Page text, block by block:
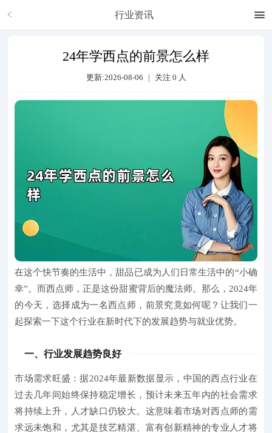
行业资讯
24年学西点的前景怎么样
更新:2026-08-06 | 关注 0 人
在这个快节奏的生活中，甜品已成为人们日常生活中的“小确
幸”。而西点师，正是这份甜蜜背后的魔法师。那么，2024年
的今天，选择成为一名西点师，前景究竟如何呢？让我们一
起探索一下这个行业在新时代下的发展趋势与就业优势。
一、行业发展趋势良好
市场需求旺盛：据2024年最新数据显示，中国的西点行业在
过去几年间始终保持稳定增长，预计未来五年内的社会需求
将持续上升，人才缺口仍较大。这意味着市场对西点师的需
求远未饱和，尤其是技艺精湛、富有创新精神的专业人才将